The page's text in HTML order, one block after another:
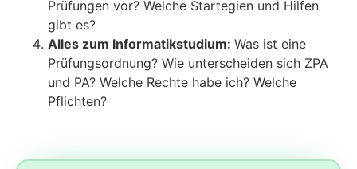
Prüfungen vor? Welche Startegien und Hilfen
gibt es?
Alles zum Informatikstudium: Was ist eine
Prüfungsordnung? Wie unterscheiden sich ZPA
und PA? Welche Rechte habe ich? Welche
Pflichten?